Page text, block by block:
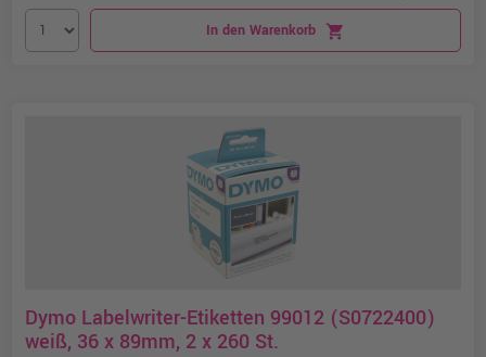
In den Warenkorb shopping_cart
Dymo Labelwriter-Etiketten 99012 (S0722400)
weiß, 36 x 89mm, 2 x 260 St.